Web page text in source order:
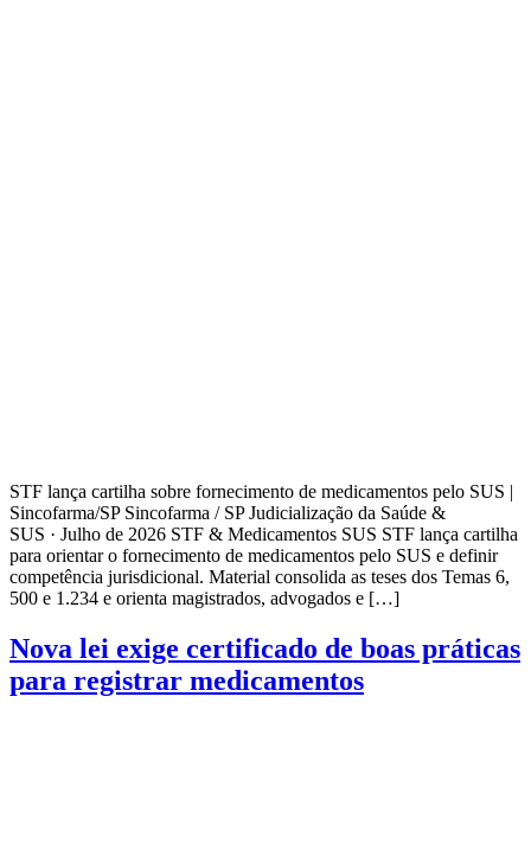
STF lança cartilha sobre fornecimento de medicamentos pelo SUS |
Sincofarma/SP Sincofarma / SP Judicialização da Saúde &
SUS · Julho de 2026 STF & Medicamentos SUS STF lança cartilha
para orientar o fornecimento de medicamentos pelo SUS e definir
competência jurisdicional. Material consolida as teses dos Temas 6,
500 e 1.234 e orienta magistrados, advogados e […]
Nova lei exige certificado de boas práticas
para registrar medicamentos